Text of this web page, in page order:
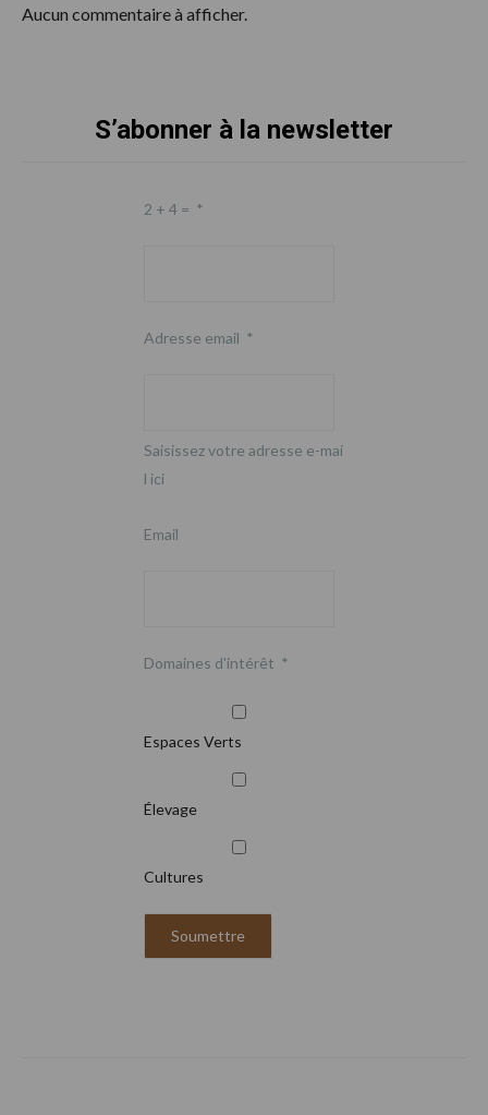
Aucun commentaire à afficher.
S’abonner à la newsletter
2 + 4 = *
Adresse email *
Saisissez votre adresse e-mai
l ici
Email
Domaines d'intérêt *
Espaces Verts
Élevage
Cultures